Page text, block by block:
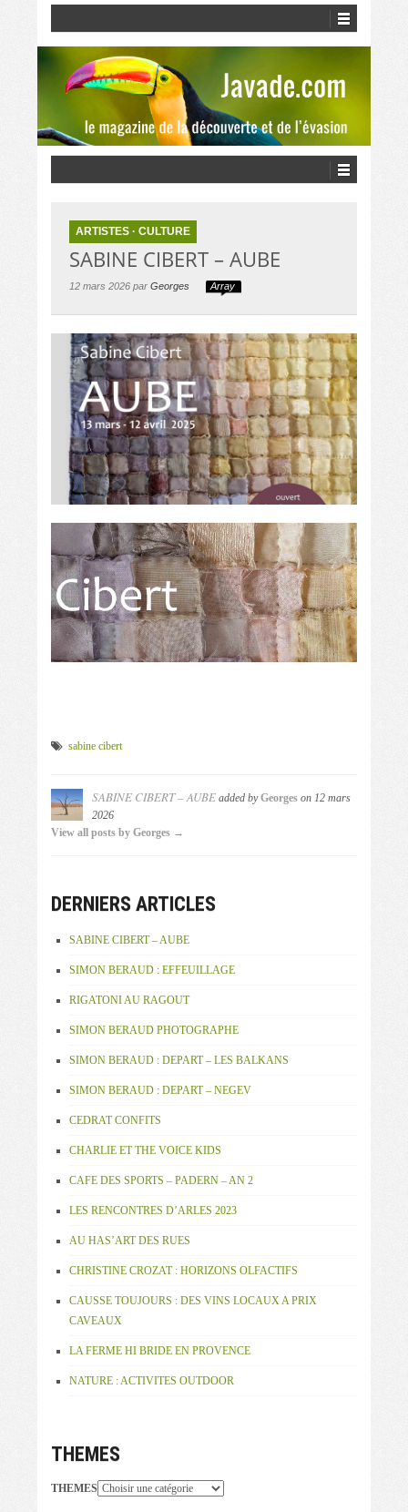
ARTISTES · CULTURE
SABINE CIBERT – AUBE
12 mars 2026 par Georges Array
sabine cibert
SABINE CIBERT – AUBE added byGeorges on 12 mars
2026
View all posts by Georges →
DERNIERS ARTICLES
SABINE CIBERT – AUBE
SIMON BERAUD : EFFEUILLAGE
RIGATONI AU RAGOUT
SIMON BERAUD PHOTOGRAPHE
SIMON BERAUD : DEPART – LES BALKANS
SIMON BERAUD : DEPART – NEGEV
CEDRAT CONFITS
CHARLIE ET THE VOICE KIDS
CAFE DES SPORTS – PADERN – AN 2
LES RENCONTRES D’ARLES 2023
AU HAS’ART DES RUES
CHRISTINE CROZAT : HORIZONS OLFACTIFS
CAUSSE TOUJOURS : DES VINS LOCAUX A PRIX
CAVEAUX
LA FERME HI BRIDE EN PROVENCE
NATURE : ACTIVITES OUTDOOR
THEMES
THEMES